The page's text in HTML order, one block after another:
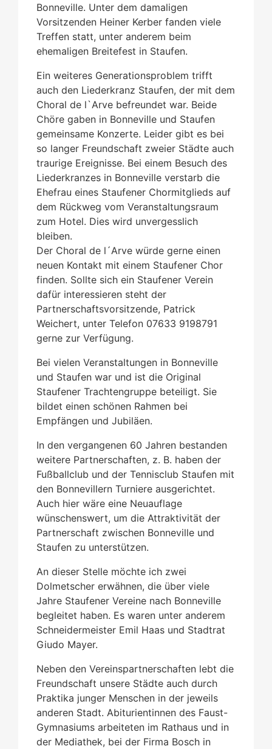
Bonneville. Unter dem damaligen
Vorsitzenden Heiner Kerber fanden viele
Treffen statt, unter anderem beim
ehemaligen Breitefest in Staufen.
Ein weiteres Generationsproblem trifft
auch den Liederkranz Staufen, der mit dem
Choral de l`Arve befreundet war. Beide
Chöre gaben in Bonneville und Staufen
gemeinsame Konzerte. Leider gibt es bei
so langer Freundschaft zweier Städte auch
traurige Ereignisse. Bei einem Besuch des
Liederkranzes in Bonneville verstarb die
Ehefrau eines Staufener Chormitglieds auf
dem Rückweg vom Veranstaltungsraum
zum Hotel. Dies wird unvergesslich
bleiben.
Der Choral de l´Arve würde gerne einen
neuen Kontakt mit einem Staufener Chor
finden. Sollte sich ein Staufener Verein
dafür interessieren steht der
Partnerschaftsvorsitzende, Patrick
Weichert, unter Telefon 07633 9198791
gerne zur Verfügung.
Bei vielen Veranstaltungen in Bonneville
und Staufen war und ist die Original
Staufener Trachtengruppe beteiligt. Sie
bildet einen schönen Rahmen bei
Empfängen und Jubiläen.
In den vergangenen 60 Jahren bestanden
weitere Partnerschaften, z. B. haben der
Fußballclub und der Tennisclub Staufen mit
den Bonnevillern Turniere ausgerichtet.
Auch hier wäre eine Neuauflage
wünschenswert, um die Attraktivität der
Partnerschaft zwischen Bonneville und
Staufen zu unterstützen.
An dieser Stelle möchte ich zwei
Dolmetscher erwähnen, die über viele
Jahre Staufener Vereine nach Bonneville
begleitet haben. Es waren unter anderem
Schneidermeister Emil Haas und Stadtrat
Giudo Mayer.
Neben den Vereinspartnerschaften lebt die
Freundschaft unsere Städte auch durch
Praktika junger Menschen in der jeweils
anderen Stadt. Abiturientinnen des Faust-
Gymnasiums arbeiteten im Rathaus und in
der Mediathek, bei der Firma Bosch in